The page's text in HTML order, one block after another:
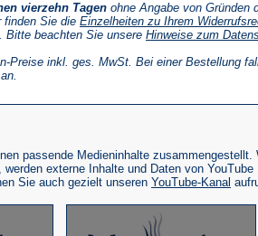
vierzehn Tagen ohne Angabe von Gründen
finden Sie die Einzelheiten zu Ihrem
neuen
. Bitte beachten Sie unsere Hinweise zum
Preise inkl. ges. MwSt. Bei einer Bestellung
an.
passende Medieninhalte zusammengestellt.
externe Inhalte und Daten von YouTube
Sie auch gezielt unseren YouTube-Kanal